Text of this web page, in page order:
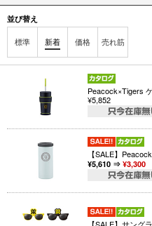
並び替え
標準 新着 価格 売れ筋
Peacock×Tigers
¥5,852
【SALE】
¥5,610 ⇒ ¥3,300